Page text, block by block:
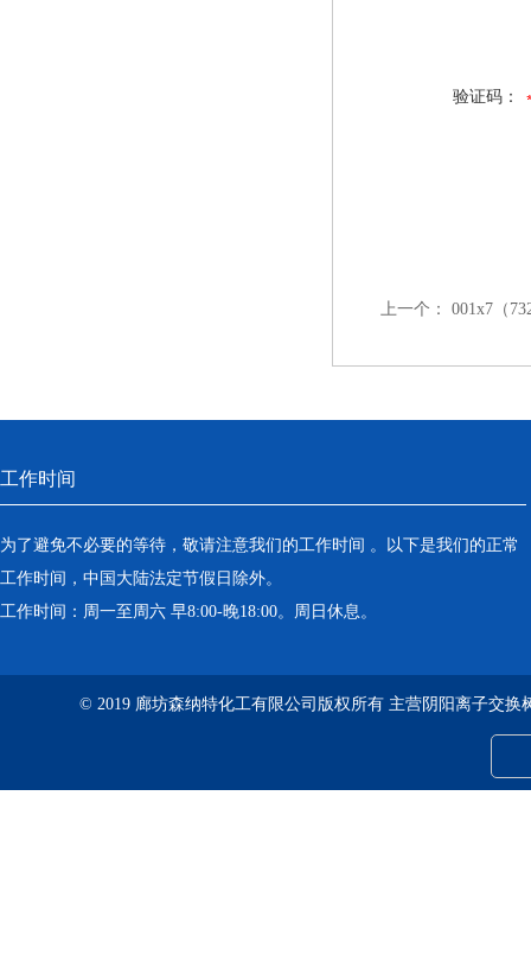
验证码：
上一个： 001x7（
工作时间
为了避免不必要的等待，敬请注意我们的工作时间 。以下是我们的正常
工作时间，中国大陆法定节假日除外。
工作时间：周一至周六 早8:00-晚18:00。周日休息。
© 2019 廊坊森纳特化工有限公司版权所有 主营阴阳离子交换